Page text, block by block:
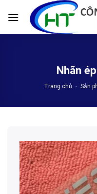
Nhãn
Trang chủ - Sản